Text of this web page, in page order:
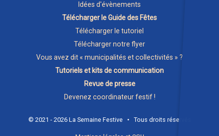
Idées d'évènements
Télécharger le Guide des Fêtes
Télécharger le tutoriel
Télécharger notre flyer
Vous avez dit « municipalités et collectivités » ?
Tutoriels et kits de communication
Revue de presse
Devenez coordinateur festif !
© 2021 - 2026 La Semaine Festive • Tous droits réservés